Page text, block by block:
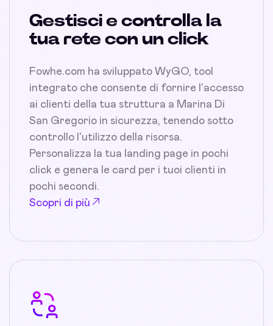
Gestisci e controlla la
tua rete con un click
Fowhe.com ha sviluppato WyGO, tool
integrato che consente di fornire l'accesso
ai clienti della tua struttura a Marina Di
San Gregorio in sicurezza, tenendo sotto
controllo l'utilizzo della risorsa.
Personalizza la tua landing page in pochi
click e genera le card per i tuoi clienti in
pochi secondi.
Scopri di più